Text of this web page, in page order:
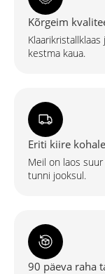
Kõrgeim
kestma kaua.
Eriti kiire
Meil on laos
tunni jooksul.
90 päeva raha